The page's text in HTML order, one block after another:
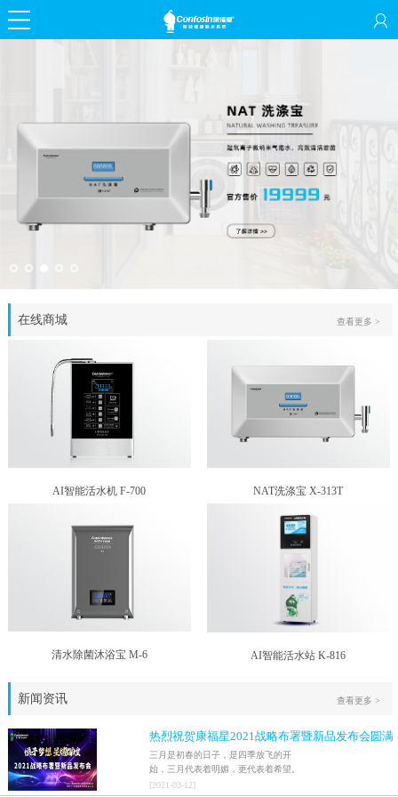
在线商城 查看更多 >
AI智能活水机 F-700 NAT洗涤宝 X-313T
清水除菌沐浴宝 M-6 AI智能活水站 K-816
新闻资讯
热烈祝贺康福星2021战略布署暨新品发布会圆满
结束！！
三月是初春的日子，是四季放飞的开
始，三月代表着明媚，更代表着希望。
2021年3月9日，家人们激情澎湃地迎来
[2021-03-12]
查看更多 >